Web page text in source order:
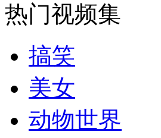
热门视频集
搞笑
美女
动物世界